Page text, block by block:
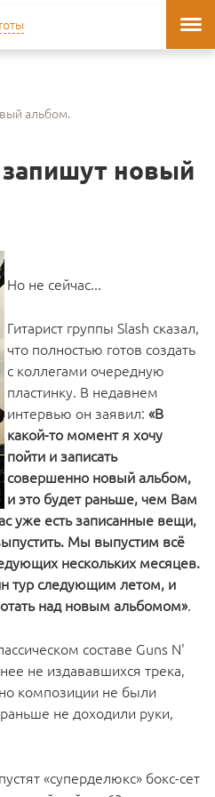
альбом.
запишут новый
Но не сейчас...
Гитарист группы Slash сказал,
что полностью готов создать
с коллегами очередную
пластинку. В недавнем
интервью он заявил: «В
какой-то момент я хочу
пойти и записать
совершенно новый альбом,
и это будет раньше, чем Вам
уже есть записанные вещи,
Мы выпустим всё
нескольких месяцев.
тур следующим летом, и
над новым альбомом».
составе Guns N'
не издававшихся трека,
композиции не были
не доходили руки,
«суперделюкс» бокс-сет